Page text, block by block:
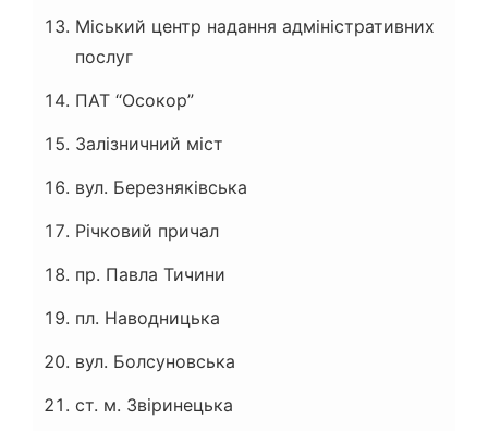
Міський центр надання адміністративних
послуг
ПАТ “Осокор”
Залізничний міст
вул. Березняківська
Річковий причал
пр. Павла Тичини
пл. Наводницька
вул. Болсуновська
ст. м. Звіринецька